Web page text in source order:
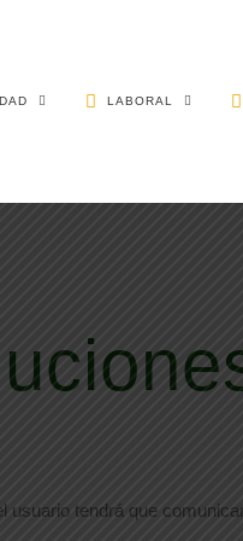
LABORAL
tendrá que